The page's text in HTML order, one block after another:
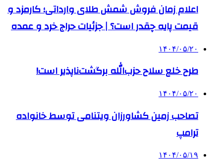
اعلام زمان فروش شمش طلای وارداتی؛ کارمزد و
قیمت پایه چقدر است؟ | جزئیات حراج خرد و عمده
۱۴۰۴/۰۵/۲۰
طرح خلع سلاح حزب‌الله برگشت‌ناپذیر است!
۱۴۰۴/۰۵/۲۰
تصاحب زمین کشاورزان ویتنامی توسط خانواده
ترامپ
۱۴۰۴/۰۵/۱۹